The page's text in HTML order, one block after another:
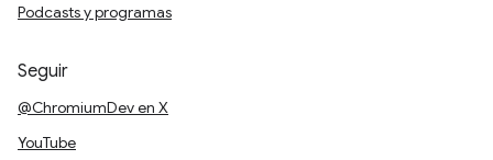
Podcasts y programas
Seguir
@ChromiumDev en X
YouTube